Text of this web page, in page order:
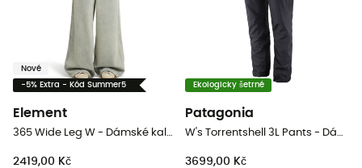
Nové
-5% Extra - Kód Summer5
Element
365 Wide Leg W - Dámské kalhoty
2419,00 Kč
Ekologicky šetrné
Patagonia
W's Torrentshell 3L Pants - Dámské nepromokavé kalhoty
3699,00 Kč